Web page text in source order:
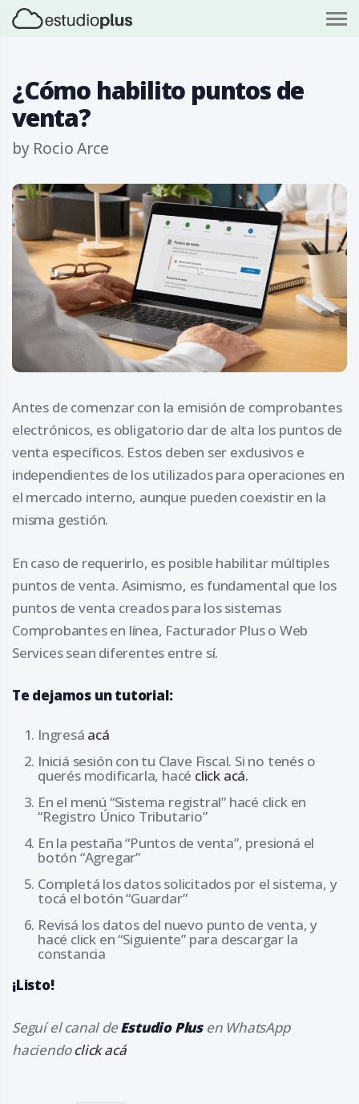
¿Cómo habilito puntos de
venta?
by Rocio Arce
Antes de comenzar con la emisión de comprobantes
electrónicos, es obligatorio dar de alta los puntos de
venta específicos. Estos deben ser exclusivos e
independientes de los utilizados para operaciones en
el mercado interno, aunque pueden coexistir en la
misma gestión.
En caso de requerirlo, es posible habilitar múltiples
puntos de venta. Asimismo, es fundamental que los
puntos de venta creados para los sistemas
Comprobantes en línea, Facturador Plus o Web
Services sean diferentes entre sí.
Te dejamos un tutorial:
Ingresá acá
Iniciá sesión con tu Clave Fiscal. Si no tenés o
querés modificarla, hacé click acá.
En el menú “Sistema registral” hacé click en
“Registro Único Tributario”
En la pestaña “Puntos de venta”, presioná el
botón “Agregar”
Completá los datos solicitados por el sistema, y
tocá el botón “Guardar”
Revisá los datos del nuevo punto de venta, y
hacé click en “Siguiente” para descargar la
constancia
¡Listo!
Seguí el canal deEstudio Plus en WhatsApp
haciendoclick acá